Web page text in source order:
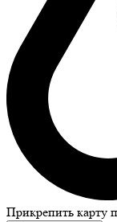
Прикрепить карту